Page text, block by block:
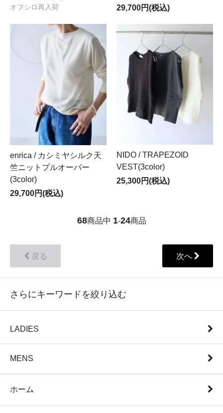
オフシロ再入荷
29,700円(税込)
enrica / カシミヤシルク天
竺ニットプルオーバー
(3color)
29,700円(税込)
NIDO / TRAPEZOID
VEST(3color)
25,300円(税込)
68商品中 1-24商品
戻る 次へ
さらにキーワードを絞り込む
LADIES
MENS
ホーム